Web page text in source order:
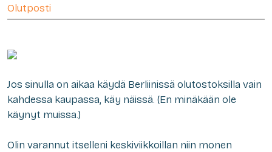
Olutposti
Jos sinulla on aikaa käydä Berliinissä olutostoksilla vain
kahdessa kaupassa, käy näissä. (En minäkään ole
käynyt muissa.)
Olin varannut itselleni keskiviikkoillan niin monen